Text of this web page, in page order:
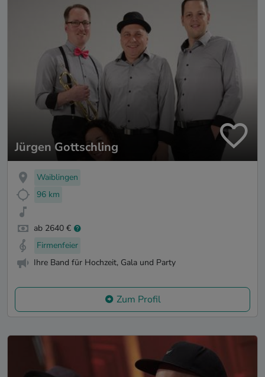
Jürgen Gottschling
Waiblingen
96 km
ab 2640 €
Firmenfeier
Ihre Band für Hochzeit, Gala und Party
Zum Profil